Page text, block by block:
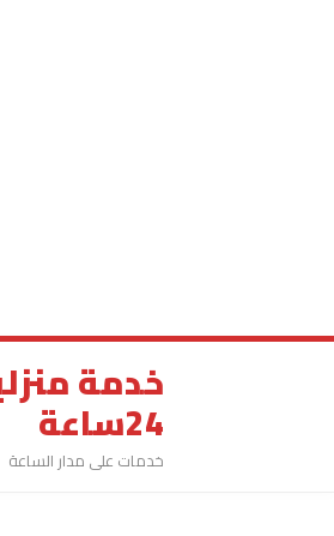
خدمة
24ساعة
خدمات على مدار الساعة